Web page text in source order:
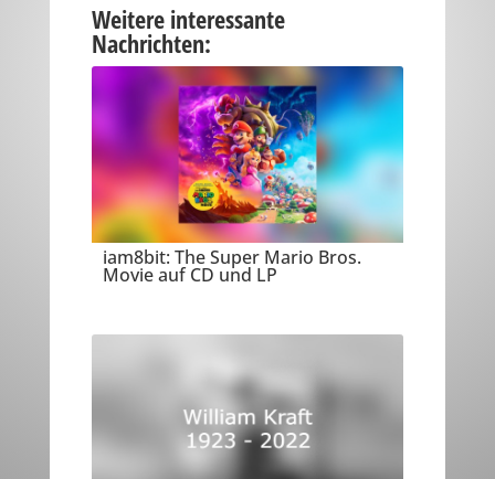
Weitere interessante
Nachrichten:
iam8bit: The Super Mario Bros.
Movie auf CD und LP